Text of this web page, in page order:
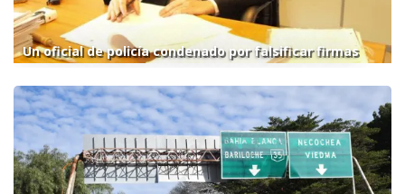
Un oficial de policía condenado por falsificar firmas